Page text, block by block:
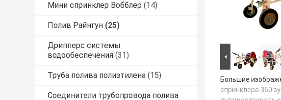
Мини спринклер Вобблер (14)
Полив Райнгун (25)
Дрипперс системы
водообеспечения (31)
Труба полива полиэтилена (15)
Соединители трубопровода полива
Большие
спринклера 360